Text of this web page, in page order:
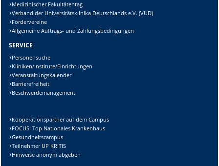
Medizinischer Fakultätentag
Verband der Universitätsklinika Deutschlands e.V. (VUD)
Fördervereine
Allgemeine Auftrags- und Zahlungsbedingungen
SERVICE
Personensuche
Kliniken/Institute/Einrichtungen
Veranstaltungskalender
Barrierefreiheit
Beschwerdemanagement
Kooperationspartner auf dem Campus
FOCUS: Top Nationales Krankenhaus
Gesundheitscampus
Teilnehmer UP KRITIS
Hinweise anonym abgeben